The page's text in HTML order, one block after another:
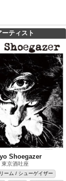
ーティスト
Shoegazer
東京酒吐座
ーム / シューゲイザー